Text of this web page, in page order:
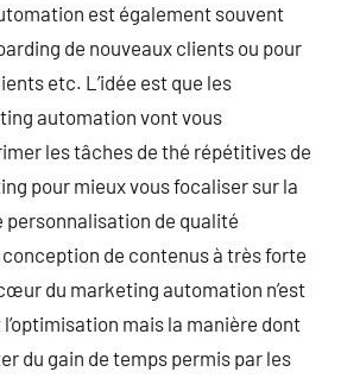
est également souvent
de nouveaux clients ou pour
etc. L’idée est que les
automation vont vous
les tâches de thé répétitives de
pour mieux vous focaliser sur la
personnalisation de qualité
de contenus à très forte
du marketing automation n’est
mais la manière dont
du gain de temps permis par les